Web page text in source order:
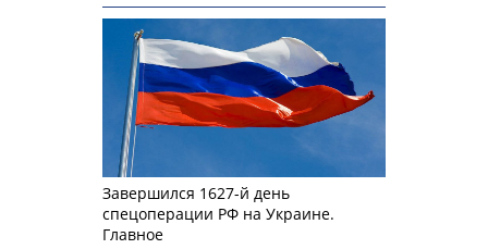
Завершился 1627-й день
спецоперации РФ на Украине.
Главное